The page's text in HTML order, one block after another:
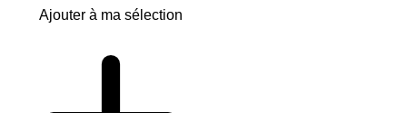
Ajouter à ma sélection